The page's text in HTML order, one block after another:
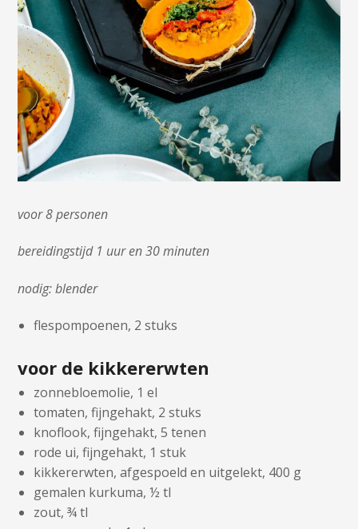
voor 8 personen
bereidingstijd 1 uur en 30 minuten
nodig: blender
flespompoenen, 2 stuks
voor de kikkererwten
zonnebloemolie, 1 el
tomaten, fijngehakt, 2 stuks
knoflook, fijngehakt, 5 tenen
rode ui, fijngehakt, 1 stuk
kikkererwten, afgespoeld en uitgelekt, 400 g
gemalen kurkuma, ½ tl
zout, ¾ tl